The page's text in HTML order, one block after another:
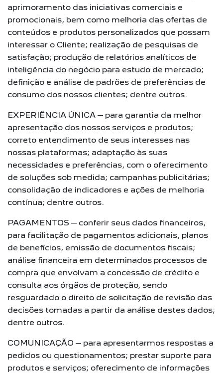
aprimoramento das iniciativas comerciais e
promocionais, bem como melhoria das ofertas de
conteúdos e produtos personalizados que possam
interessar o Cliente; realização de pesquisas de
satisfação; produção de relatórios analíticos de
inteligência do negócio para estudo de mercado;
definição e análise de padrões de preferências de
consumo dos nossos clientes; dentre outros.
EXPERIÊNCIA ÚNICA – para garantia da melhor
apresentação dos nossos serviços e produtos;
correto entendimento de seus interesses nas
nossas plataformas; adaptação às suas
necessidades e preferências, com o oferecimento
de soluções sob medida; campanhas publicitárias;
consolidação de indicadores e ações de melhoria
contínua; dentre outros.
PAGAMENTOS – conferir seus dados financeiros,
para facilitação de pagamentos adicionais, planos
de benefícios, emissão de documentos fiscais;
análise financeira em determinados processos de
compra que envolvam a concessão de crédito e
consulta aos órgãos de proteção, sendo
resguardado o direito de solicitação de revisão das
decisões tomadas a partir da análise destes dados;
dentre outros.
COMUNICAÇÃO – para apresentarmos respostas a
pedidos ou questionamentos; prestar suporte para
produtos e serviços; oferecimento de informações